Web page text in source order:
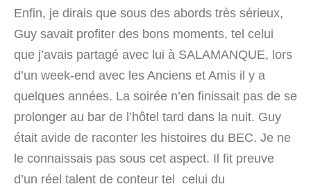
Enfin, je dirais que sous des abords très sérieux,
Guy savait profiter des bons moments, tel celui
que j’avais partagé avec lui à SALAMANQUE, lors
d’un week-end avec les Anciens et Amis il y a
quelques années. La soirée n’en finissait pas de se
prolonger au bar de l’hôtel tard dans la nuit. Guy
était avide de raconter les histoires du BEC. Je ne
le connaissais pas sous cet aspect. Il fit preuve
d’un réel talent de conteur tel celui du